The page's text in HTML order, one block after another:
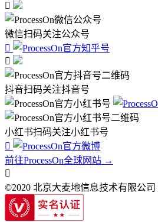

微信扫码关注公众号


抖音扫码关注抖音号
小红书扫码关注小红书号

前往ProcessOn全球网站 →

©2020 北京大麦地信息技术有限公司